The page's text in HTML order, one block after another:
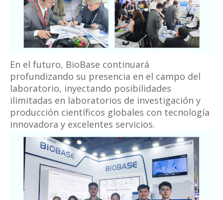
En el futuro, BioBase continuará
profundizando su presencia en el campo del
laboratorio, inyectando posibilidades
ilimitadas en laboratorios de investigación y
producción científicos globales con tecnología
innovadora y excelentes servicios.